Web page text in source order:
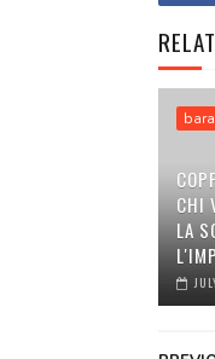
CHI
LA